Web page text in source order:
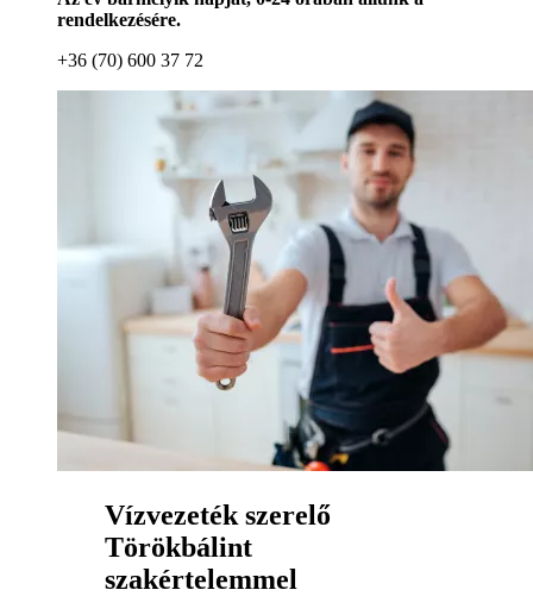
rendelkezésére.
+36 (70) 600 37 72
Vízvezeték szerelő
Törökbálint
szakértelemmel